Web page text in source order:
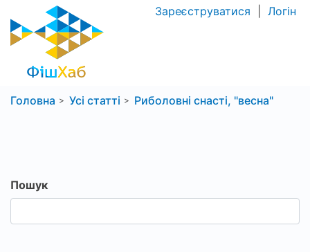
Зареєструватися Логін
Головна Усі статті Риболовні снасті, "весна"
Пошук